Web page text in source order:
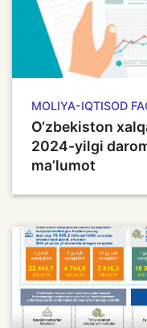
MOLIYA-IQTISOD
O‘zbekiston
2024-yilgi
ma’lumot